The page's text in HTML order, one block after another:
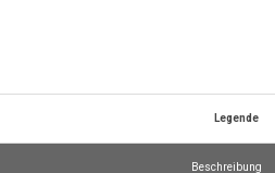
Legende
Beschreibung